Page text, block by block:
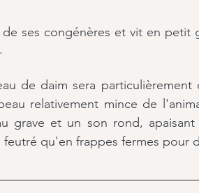
ses congénères et vit en petit
de daim sera particulièrement
relativement mince de
grave et un son rond, apaisant
qu'en frappes fermes pour